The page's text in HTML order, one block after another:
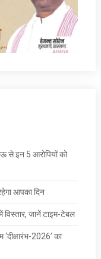
से इन 5 आरोपियों को
आपका दिन
विस्तार, जानें टाइम-टेबल
‘दीक्षारंभ-2026’ का